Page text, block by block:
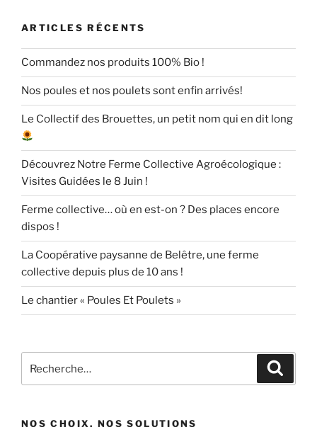
ARTICLES RÉCENTS
Commandez nos produits 100% Bio !
Nos poules et nos poulets sont enfin arrivés!
Le Collectif des Brouettes, un petit nom qui en dit long
Découvrez Notre Ferme Collective Agroécologique :
Visites Guidées le 8 Juin !
Ferme collective… où en est-on ? Des places encore
dispos !
La Coopérative paysanne de Belêtre, une ferme
collective depuis plus de 10 ans !
Le chantier « Poules Et Poulets »
pour
NOS CHOIX, NOS SOLUTIONS